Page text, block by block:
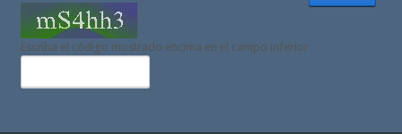
Escriba el código mostrado encima en el campo inferior